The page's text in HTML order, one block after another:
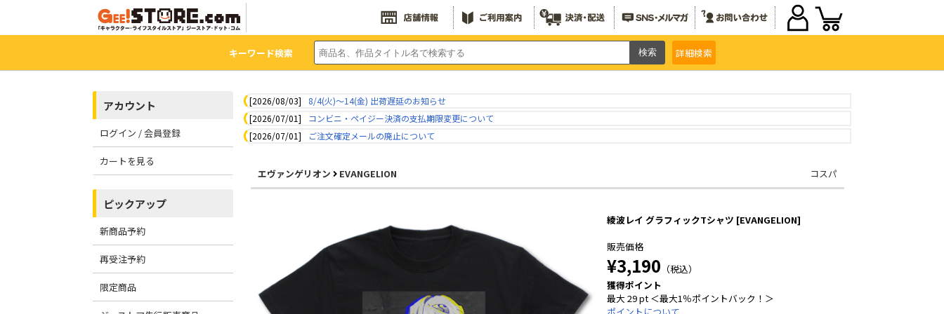
キーワード検索 詳細検索
アカウント
ログイン / 会員登録
カートを見る
ピックアップ
新商品予約
再受注予約
限定商品
[2026/08/03]
8/4(火)～14(金) 出荷遅延のお知らせ
[2026/07/01]
コンビニ・ペイジー決済の支払期限変更について
[2026/07/01]
ご注文確定メールの廃止について
エヴァンゲリオン EVANGELION コスパ
綾波レイ グラフィックTシャツ [EVANGELION]
販売価格
¥3,190 （税込）
獲得ポイント
最大 29 pt ＜最大1％ポイントバック！＞